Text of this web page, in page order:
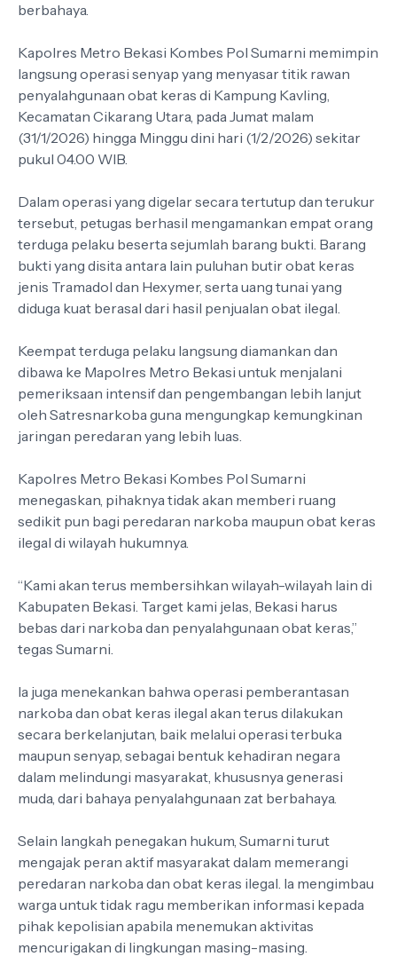
berbahaya.
Kapolres Metro Bekasi Kombes Pol Sumarni memimpin
langsung operasi senyap yang menyasar titik rawan
penyalahgunaan obat keras di Kampung Kavling,
Kecamatan Cikarang Utara, pada Jumat malam
(31/1/2026) hingga Minggu dini hari (1/2/2026) sekitar
pukul 04.00 WIB.
Dalam operasi yang digelar secara tertutup dan terukur
tersebut, petugas berhasil mengamankan empat orang
terduga pelaku beserta sejumlah barang bukti. Barang
bukti yang disita antara lain puluhan butir obat keras
jenis Tramadol dan Hexymer, serta uang tunai yang
diduga kuat berasal dari hasil penjualan obat ilegal.
Keempat terduga pelaku langsung diamankan dan
dibawa ke Mapolres Metro Bekasi untuk menjalani
pemeriksaan intensif dan pengembangan lebih lanjut
oleh Satresnarkoba guna mengungkap kemungkinan
jaringan peredaran yang lebih luas.
Kapolres Metro Bekasi Kombes Pol Sumarni
menegaskan, pihaknya tidak akan memberi ruang
sedikit pun bagi peredaran narkoba maupun obat keras
ilegal di wilayah hukumnya.
“Kami akan terus membersihkan wilayah-wilayah lain di
Kabupaten Bekasi. Target kami jelas, Bekasi harus
bebas dari narkoba dan penyalahgunaan obat keras,”
tegas Sumarni.
Ia juga menekankan bahwa operasi pemberantasan
narkoba dan obat keras ilegal akan terus dilakukan
secara berkelanjutan, baik melalui operasi terbuka
maupun senyap, sebagai bentuk kehadiran negara
dalam melindungi masyarakat, khususnya generasi
muda, dari bahaya penyalahgunaan zat berbahaya.
Selain langkah penegakan hukum, Sumarni turut
mengajak peran aktif masyarakat dalam memerangi
peredaran narkoba dan obat keras ilegal. Ia mengimbau
warga untuk tidak ragu memberikan informasi kepada
pihak kepolisian apabila menemukan aktivitas
mencurigakan di lingkungan masing-masing.